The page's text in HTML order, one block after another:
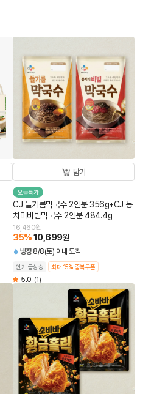
담기
오늘특가
CJ 들기름막국수 2인분 356g+CJ 동
치미비빔막국수 2인분 484.4g
16,460원
35%10,699원
냉장 8/8(토) 이내 도착
인기 급상승 최대 15% 중복쿠폰
5.0 (1)